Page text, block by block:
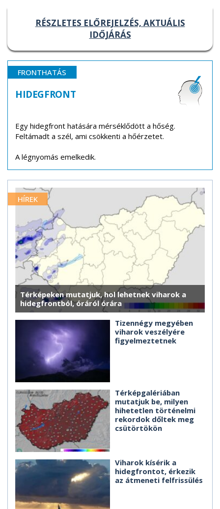
RÉSZLETES ELŐREJELZÉS, AKTUÁLIS
IDŐJÁRÁS
FRONTHATÁS
HIDEGFRONT
Egy hidegfront hatására mérséklődött a hőség.
Feltámadt a szél, ami csökkenti a hőérzetet.
A légnyomás emelkedik.
HÍREK
Térképeken mutatjuk, hol lehetnek viharok a
hidegfrontból, óráról órára
Tizennégy megyében
viharok veszélyére
figyelmeztetnek
Térképgalériában
mutatjuk be, milyen
hihetetlen történelmi
rekordok dőltek meg
csütörtökön
Viharok kísérik a
hidegfrontot, érkezik
az átmeneti felfrissülés